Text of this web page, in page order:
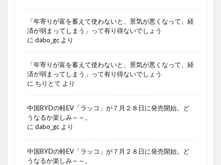
「年寄りが富を蓄えて使わないと、景気が悪くなって、経
済が弱まってしまう」って有り得ないでしょう
に dabo_gc より
「年寄りが富を蓄えて使わないと、景気が悪くなって、経
済が弱まってしまう」って有り得ないでしょう
に ちりとて より
中国BYDの軽EV「ラッコ」が７月２８日に発売開始。ど
うなるか楽しみ～～。
に dabo_gc より
中国BYDの軽EV「ラッコ」が７月２８日に発売開始。ど
うなるか楽しみ～～。